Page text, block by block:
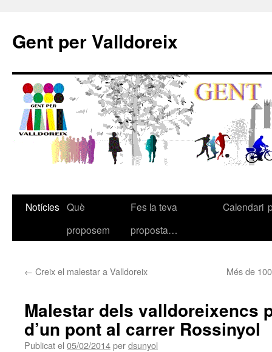
Gent per Valldoreix
Notícies Què
proposem
Fes la teva
proposta…
Calendari
← Creix el malestar a Valldoreix Més de
Malestar dels valldoreixencs
d’un pont al carrer Rossinyol
Publicat el 05/02/2014perdsunyol